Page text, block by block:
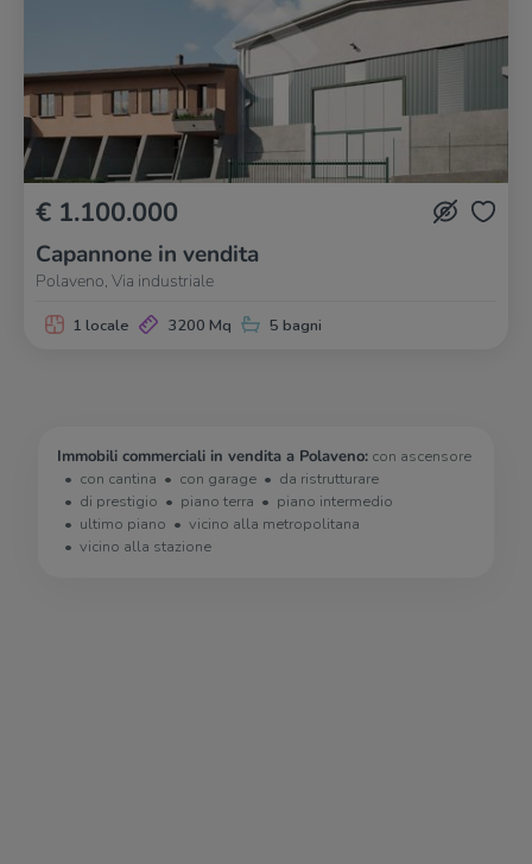
€ 1.100.000
Capannone in vendita
Polaveno, Via industriale
1 locale 3200 Mq 5 bagni
Immobili commerciali in vendita a Polaveno: con ascensore
con cantina
con garage
da ristrutturare
di prestigio
piano terra
piano intermedio
ultimo piano
vicino alla metropolitana
vicino alla stazione